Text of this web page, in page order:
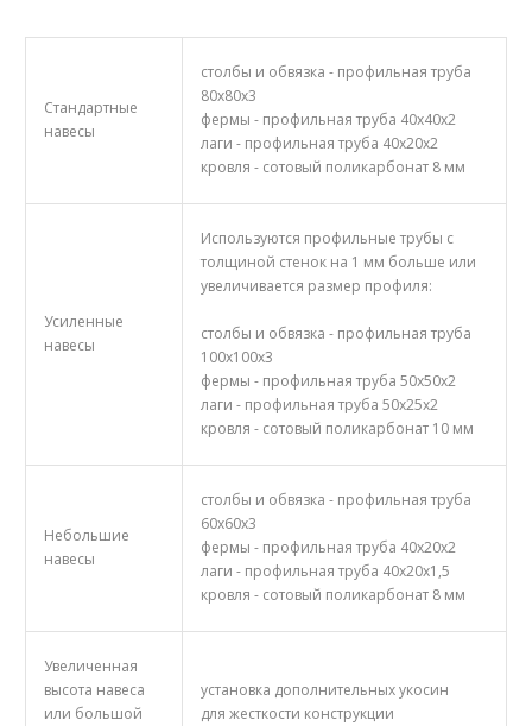
Стандартные
навесы
столбы и обвязка - профильная труба
80х80х3
фермы - профильная труба 40х40х2
лаги - профильная труба 40х20х2
кровля - сотовый поликарбонат 8 мм
Усиленные
навесы
Используются профильные трубы с
толщиной стенок на 1 мм больше или
увеличивается размер профиля:
столбы и обвязка - профильная труба
100х100х3
фермы - профильная труба 50х50х2
лаги - профильная труба 50х25х2
кровля - сотовый поликарбонат 10 мм
Небольшие
навесы
столбы и обвязка - профильная труба
60х60х3
фермы - профильная труба 40х20х2
лаги - профильная труба 40х20х1,5
кровля - сотовый поликарбонат 8 мм
Увеличенная
высота навеса
или большой
установка дополнительных укосин
для жесткости конструкции